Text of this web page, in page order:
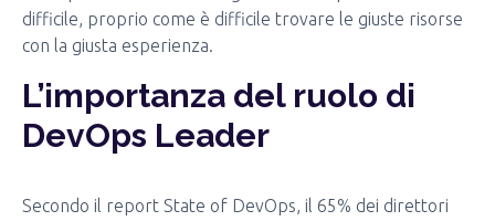
difficile, proprio come è difficile trovare le giuste risorse
con la giusta esperienza.
L’importanza del ruolo di
DevOps Leader
Secondo il report State of DevOps, il 65% dei direttori